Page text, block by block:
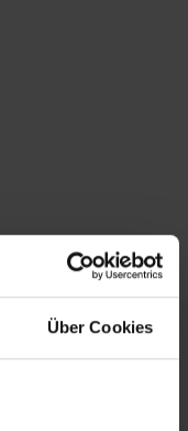
Über Cookies